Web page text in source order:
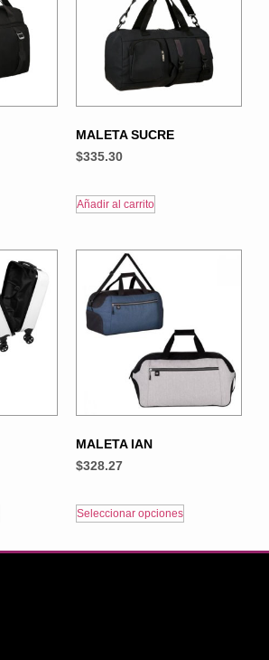
MALETA SUCRE
$335.30
Añadir al carrito
MALETA IAN
$328.27
Seleccionar opciones